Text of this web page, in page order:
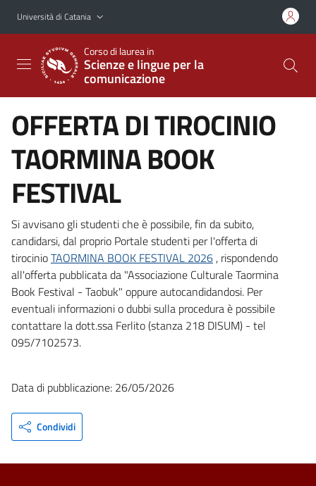
Vai al contenuto principale
Vai al menu di navigazione
Università di Catania
Corso di laurea in
Scienze e lingue per la
comunicazione
OFFERTA DI TIROCINIO
TAORMINA BOOK
FESTIVAL
Si avvisano gli studenti che è possibile, fin da subito,
candidarsi, dal proprio Portale studenti per l'offerta di
tirocinioTAORMINA BOOK FESTIVAL 2026, rispondendo
all'offerta pubblicata da "Associazione Culturale Taormina
Book Festival - Taobuk" oppure autocandidandosi. Per
eventuali informazioni o dubbi sulla procedura è possibile
contattare la dott.ssa Ferlito (stanza 218 DISUM) - tel
095/7102573.
Data di pubblicazione: 26/05/2026
Condividi